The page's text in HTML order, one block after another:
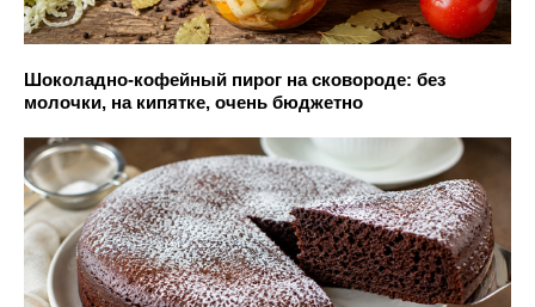
Шоколадно-кофейный пирог на сковороде: без
молочки, на кипятке, очень бюджетно